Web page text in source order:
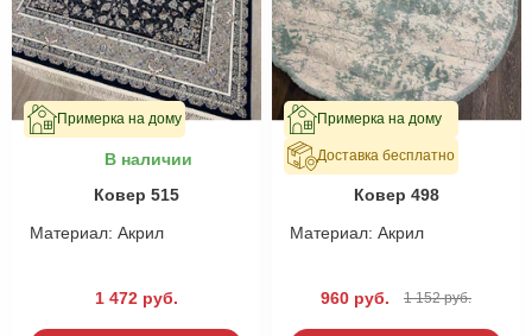
Примерка на дому
В наличии
Ковер 515
Материал: Акрил
1 472 руб.
Примерка на дому
Доставка бесплатно
В наличии
Ковер 498
Материал: Акрил
960 руб. 1 152 руб.